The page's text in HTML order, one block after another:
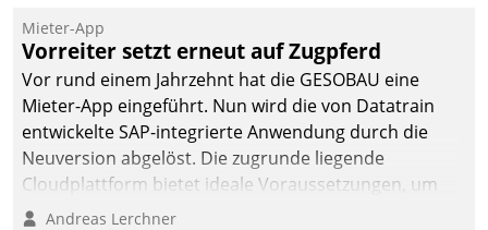
Quartier. Dazwischen
zeigte Datatrain, was es
Neues zu bieten hat.
Mieter-App
Vorreiter setzt erneut auf Zugpferd
Vor rund einem Jahrzehnt hat die GESOBAU eine
Mieter-App eingeführt. Nun wird die von Datatrain
entwickelte SAP-integrierte Anwendung durch die
Neuversion abgelöst. Die zugrunde liegende
Cloudplattform bietet ideale Voraussetzungen, um
die Funktionalität der App zu erweitern und weitere
Andreas Lerchner